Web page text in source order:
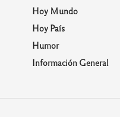
Hoy Mundo
Hoy País
Humor
Información General